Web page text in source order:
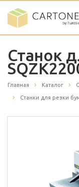
Станок
Главная Каталог
Станки для резки